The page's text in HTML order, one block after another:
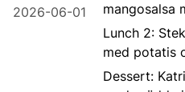
2026-06-01
mangosalsa
Lunch 2:
med potatis
Dessert: